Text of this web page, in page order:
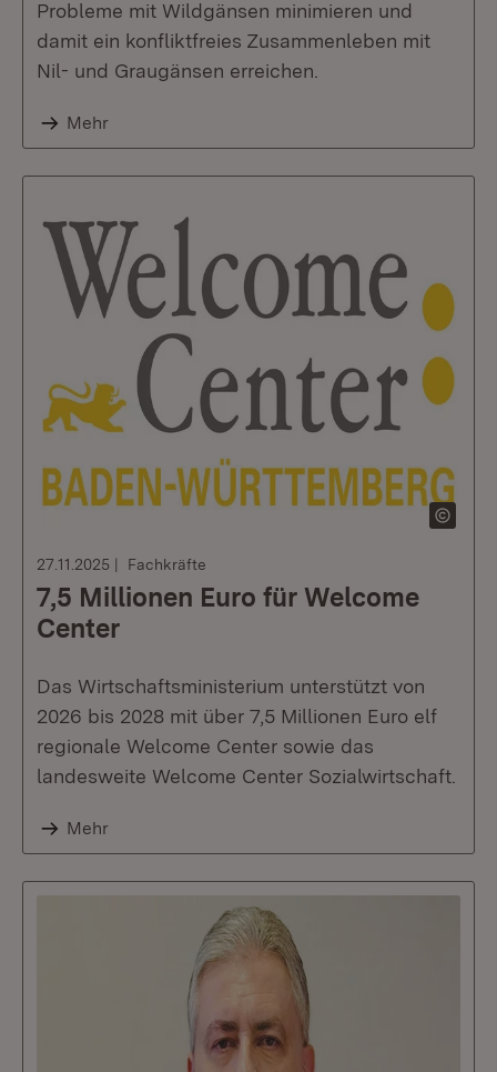
Probleme mit Wildgänsen minimieren und
damit ein konfliktfreies Zusammenleben mit
Nil- und Graugänsen erreichen.
Mehr
27.11.2025 Fachkräfte
7,5 Millionen Euro für Welcome
Center
Das Wirtschaftsministerium unterstützt von
2026 bis 2028 mit über 7,5 Millionen Euro elf
regionale Welcome Center sowie das
landesweite Welcome Center Sozialwirtschaft.
Mehr